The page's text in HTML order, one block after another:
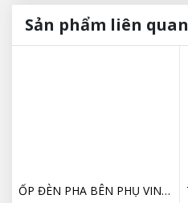
Sản phẩm liên quan
ỐP ĐÈN PHA BÊN PHỤ VINFAST VF6 CHÍNH HÃNG